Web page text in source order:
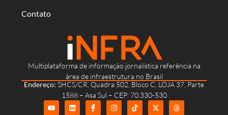
Multiplataforma de informação jornalística referência na
área de infraestrutura no Brasil
Endereço: SHCS/CR, Quadra 502, Bloco C, LOJA 37, Parte
1588 – Asa Sul – CEP: 70.330-530
Contato